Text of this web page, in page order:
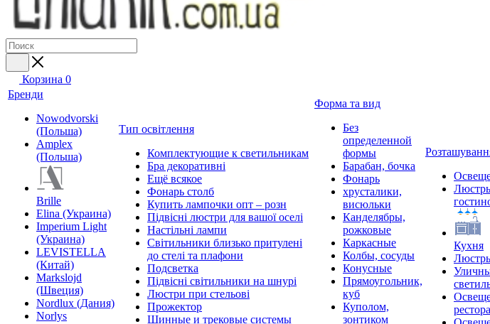
Корзина 0
Бренди
Nowodvorski
(Польша)
Amplex
(Польша)
Brille
Elina (Украина)
Imperium Light
(Украина)
LEVISTELLA
(Китай)
Markslojd
(Швеция)
Nordlux (Дания)
Norlys
Тип освітлення
Комплектующие к светильникам
Бра декоративні
Ещё всякое
Фонарь столб
Купить лампочки опт – розн
Підвісні люстри для вашої оселі
Настільні лампи
Світильники близько притулені
до стелі та плафони
Подсветка
Підвісні світильники на шнурі
Люстри при стельові
Прожектор
Шинные и трековые системы
Форма та вид
Без
определенной
формы
Барабан, бочка
Фонарь
хрусталики,
висюльки
Канделябры,
рожковые
Каркасные
Колбы, сосуды
Конусные
Прямоугольник,
куб
Куполом,
зонтиком
Кухня